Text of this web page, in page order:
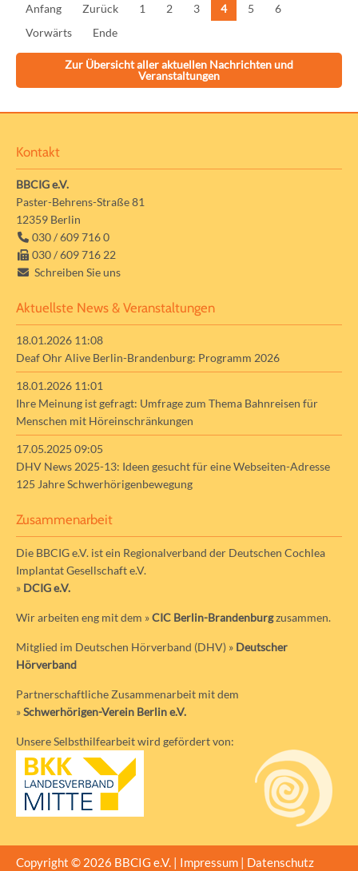
Anfang
Zurück 1 2 3 4 5
6
Vorwärts
Ende
Zur Übersicht aller aktuellen Nachrichten und
Veranstaltungen
Kontakt
BBCIG e.V.
Paster-Behrens-Straße 81
12359 Berlin
030 / 609 716 0
030 / 609 716 22
Schreiben Sie uns
Aktuellste News & Veranstaltungen
18.01.2026 11:08
Deaf Ohr Alive Berlin-Brandenburg: Programm 2026
18.01.2026 11:01
Ihre Meinung ist gefragt: Umfrage zum Thema Bahnreisen für
Menschen mit Höreinschränkungen
17.05.2025 09:05
DHV News 2025-13: Ideen gesucht für eine Webseiten-Adresse
125 Jahre Schwerhörigenbewegung
Zusammenarbeit
Die BBCIG e.V. ist ein Regionalverband der Deutschen Cochlea
Implantat Gesellschaft e.V.
» DCIG e.V.
Wir arbeiten eng mit dem »CIC Berlin-Brandenburgzusammen.
Mitglied im Deutschen Hörverband (DHV) » Deutscher
Hörverband
Partnerschaftliche Zusammenarbeit mit dem
»Schwerhörigen-Verein Berlin e.V.
Unsere Selbsthilfearbeit wird gefördert von:
Copyright © 2026 BBCIG e.V. | Impressum | Datenschutz